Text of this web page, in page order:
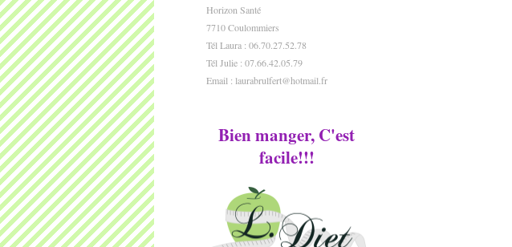
Horizon Santé
7710 Coulommiers
Tél Laura : 06.70.27.52.78
Tél Julie : 07.66.42.05.79
Email : laurabrulfert@hotmail.fr
Bien manger, C'est
facile!!!